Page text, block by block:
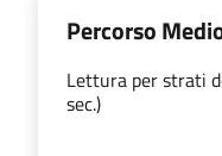
Percorso
Lettura per strati
sec.)